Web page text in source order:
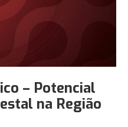
– Potencial
na Região